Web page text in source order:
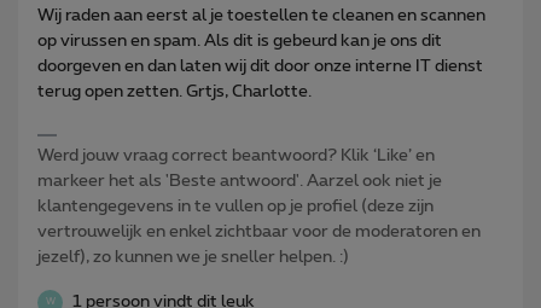
Wij raden aan eerst al je toestellen te cleanen en scannen
op virussen en spam. Als dit is gebeurd kan je ons dit
doorgeven en dan laten wij dit door onze interne IT dienst
terug open zetten. Grtjs, Charlotte.
Werd jouw vraag correct beantwoord? Klik ‘Like’ en
markeer het als 'Beste antwoord'. Aarzel ook niet je
klantengegevens in te vullen op je profiel (deze zijn
vertrouwelijk en enkel zichtbaar voor de moderatoren en
jezelf), zo kunnen we je sneller helpen. :)
W 1 persoon vindt dit leuk